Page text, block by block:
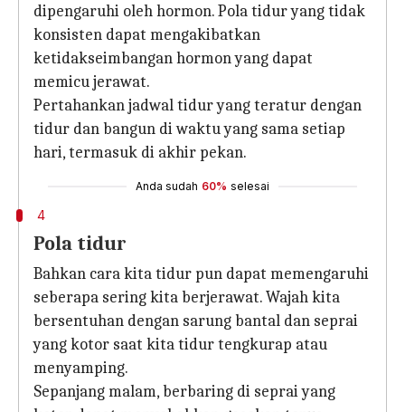
dipengaruhi oleh hormon. Pola tidur yang tidak
konsisten dapat mengakibatkan
ketidakseimbangan hormon yang dapat
memicu jerawat.
Pertahankan jadwal tidur yang teratur dengan
tidur dan bangun di waktu yang sama setiap
hari, termasuk di akhir pekan.
Anda sudah 60% selesai
4
Pola tidur
Bahkan cara kita tidur pun dapat memengaruhi
seberapa sering kita berjerawat. Wajah kita
bersentuhan dengan sarung bantal dan seprai
yang kotor saat kita tidur tengkurap atau
menyamping.
Sepanjang malam, berbaring di seprai yang